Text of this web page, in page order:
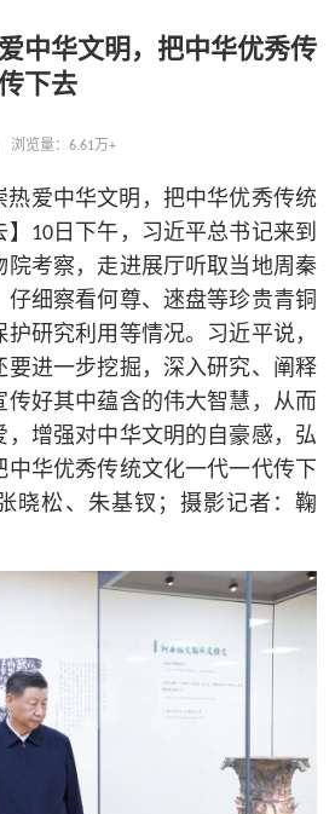
中华文明，把中华优秀传
下去
浏览量：6.61万+
热爱中华文明，把中华优秀传统
10日下午，习近平总书记来到
院考察，走进展厅听取当地周秦
仔细察看何尊、逨盘等珍贵青铜
护研究利用等情况。习近平说，
要进一步挖掘，深入研究、阐释
传好其中蕴含的伟大智慧，从而
，增强对中华文明的自豪感，弘
华优秀传统文化一代一代传下
晓松、朱基钗；摄影记者：鞠